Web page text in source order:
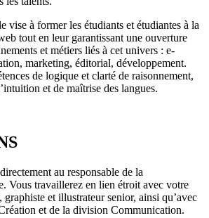
vise à former les étudiants et étudiantes à la
tout en leur garantissant une ouverture
et métiers liés à cet univers : e-
marketing, éditorial, développement.
de logique et clarté de raisonnement,
et de maîtrise des langues.
au responsable de la
Vous travaillerez en lien étroit avec votre
graphiste et illustrateur senior, ainsi qu’avec
et de la division Communication.